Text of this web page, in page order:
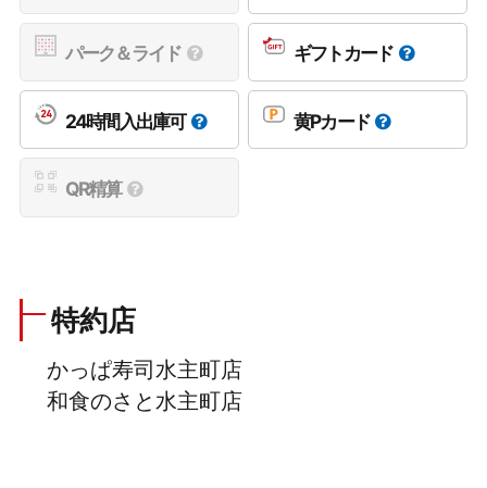
パーク＆ライド ギフトカード
24時間入出庫可 黄Pカード
QR精算
特約店
かっぱ寿司水主町店
和食のさと水主町店